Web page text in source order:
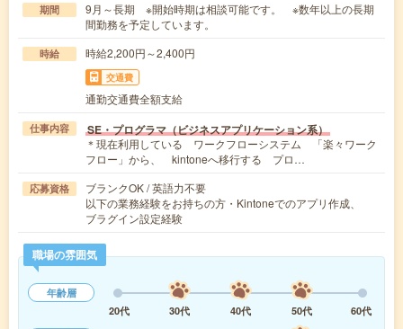
期間
9月～長期 ※開始時期は相談可能です。 ※数年以上の長期
間勤務を予定しています。
時給 時給2,200円～2,400円
交通費
通勤交通費全額支給
仕事内容 SE・プログラマ（ビジネスアプリケーション系）
＊現在利用している ワークフローシステム 「楽々ワーク
フロー」から、 kintoneへ移行する プロ…
応募資格
ブランクOK / 英語力不要
以下の業務経験をお持ちの方・Kintoneでのアプリ作成、
ブラグイン設定経験
職場の雰囲気
年齢層
20代
30代 40代 50代
60代